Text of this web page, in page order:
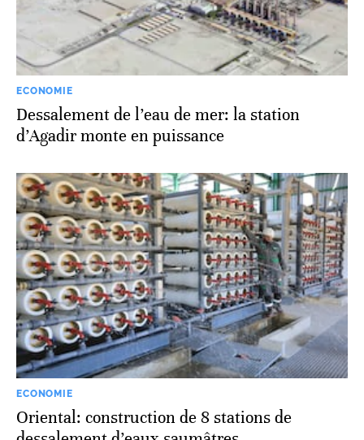
ECONOMIE
Dessalement de l’eau de mer: la station
d’Agadir monte en puissance
ECONOMIE
Oriental: construction de 8 stations de